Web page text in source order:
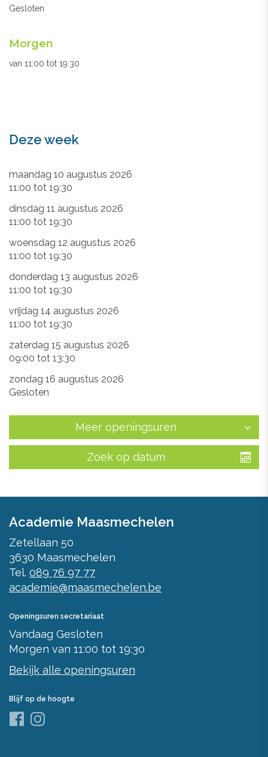
Gesloten
Morgen
van 11:00 tot 19:30
Deze week
maandag 10 augustus 2026
11:00 tot 19:30
dinsdag 11 augustus 2026
11:00 tot 19:30
woensdag 12 augustus 2026
11:00 tot 19:30
donderdag 13 augustus 2026
11:00 tot 19:30
vrijdag 14 augustus 2026
11:00 tot 19:30
zaterdag 15 augustus 2026
09:00 tot 13:30
zondag 16 augustus 2026
Gesloten
Meer openingsuren
Zoek op datum
Academie Maasmechelen
Zetellaan 50
3630 Maasmechelen
Tel. 089 76 97 77
academie@maasmechelen.be
Openingsuren secretariaat
Vandaag Gesloten
Morgen van 11:00 tot 19:30
Bekijk alle openingsuren
Blijf op de hoogte
Facebook
Instagram